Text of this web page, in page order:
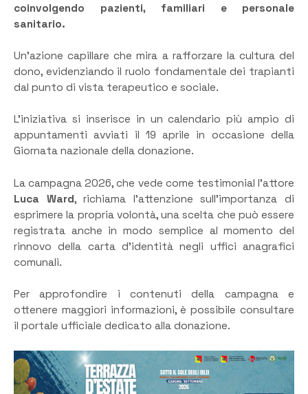
coinvolgendo pazienti, familiari e personale
sanitario.
Un’azione capillare che mira a rafforzare la cultura del
dono, evidenziando il ruolo fondamentale dei trapianti
dal punto di vista terapeutico e sociale.
L’iniziativa si inserisce in un calendario più ampio di
appuntamenti avviati il 19 aprile in occasione della
Giornata nazionale della donazione.
La campagna 2026, che vede come testimonial l’attore
Luca Ward, richiama l’attenzione sull’importanza di
esprimere la propria volontà, una scelta che può essere
registrata anche in modo semplice al momento del
rinnovo della carta d’identità negli uffici anagrafici
comunali.
Per approfondire i contenuti della campagna e
ottenere maggiori informazioni, è possibile consultare
il portale ufficiale dedicato alla donazione.